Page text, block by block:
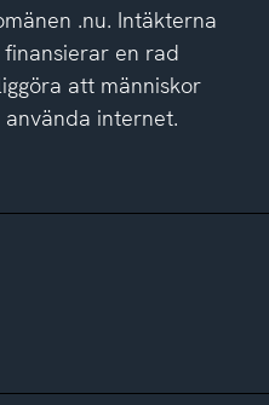
.nu. Intäkterna
en rad
att människor
använda internet.